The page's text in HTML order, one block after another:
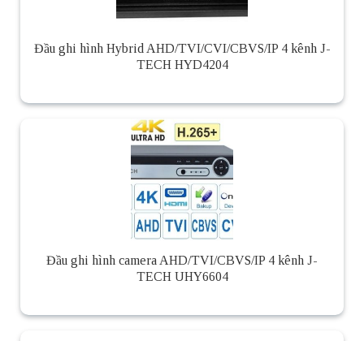
Đầu ghi hình Hybrid AHD/TVI/CVI/CBVS/IP 4 kênh J-
TECH HYD4204
Đầu ghi hình camera AHD/TVI/CBVS/IP 4 kênh J-
TECH UHY6604